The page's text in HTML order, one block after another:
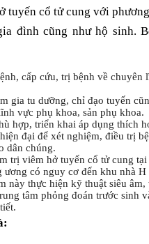
tuyến cổ tử cung với
đình cũng như hộ sinh.
cấp cứu, trị bệnh về chuyên
gia tu dưỡng, chỉ đạo tuyến
vực phụ khoa, sản phụ khoa.
hợp, triển khai áp dụng thích
đại để xét nghiệm, điều trị
dân chúng.
trị viêm hở tuyến cổ tử cung
ương có nguy cơ đến khu nhà H
này thực hiện kỹ thuật siêu âm,
tâm phỏng đoán trước sinh